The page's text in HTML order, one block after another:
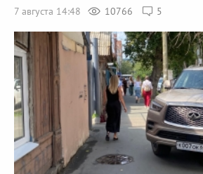
7 августа 14:48
10766 5